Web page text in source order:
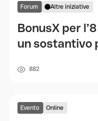
Forum Altre iniziative
BonusX per
un sostantivo
882
Evento Online